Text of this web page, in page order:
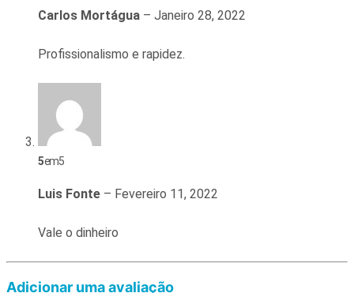
Carlos Mortágua – Janeiro 28, 2022
Profissionalismo e rapidez.
5em 5
Luis Fonte – Fevereiro 11, 2022
Vale o dinheiro
Adicionar uma avaliação